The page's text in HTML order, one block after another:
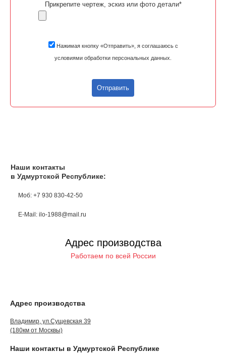
Прикрепите чертеж, эскиз или фото детали*
Нажимая кнопку «Отправить», я соглашаюсь с
условиями обработки персональных данных.
Отправить
Наши контакты
в Удмуртской Республике:
Моб: +7 930 830-42-50
E-Mail: ilo-1988@mail.ru
Адрес производства
Работаем по всей России
Адрес производства
Владимир, ул.Сущевская 39
(180км от Москвы)
Наши контакты в Удмуртской Республике